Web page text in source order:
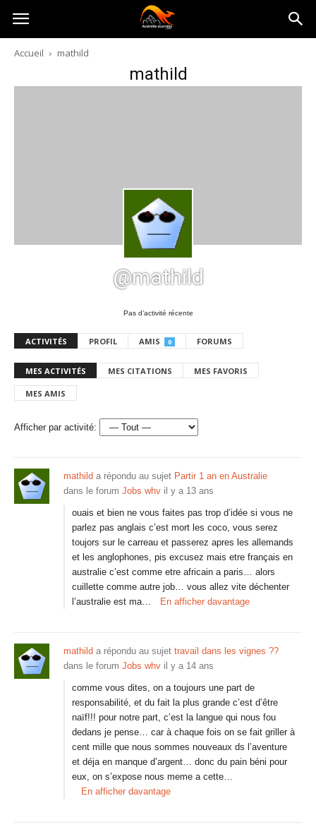
Australia-
australie.com
Accueil mathild
mathild
@mathild
Pas d’activité récente
ACTIVITÉS PROFIL AMIS 0 FORUMS
MES ACTIVITÉS MES CITATIONS MES FAVORIS
MES AMIS
Afficher par activité:
mathild a répondu au sujet Partir 1 an en Australie
dans le forum Jobs whv il y a 13 ans
ouais et bien ne vous faites pas trop d’idée si vous ne
parlez pas anglais c’est mort les coco, vous serez
toujors sur le carreau et passerez apres les allemands
et les anglophones, pis excusez mais etre français en
australie c’est comme etre africain a paris… alors
cuillette comme autre job… vous allez vite déchenter
l’australie est ma…
En afficher davantage
mathild a répondu au sujet travail dans les vignes ??
dans le forum Jobs whv il y a 14 ans
comme vous dites, on a toujours une part de
responsabilité, et du fait la plus grande c’est d’être
naïf!!! pour notre part, c’est la langue qui nous fou
dedans je pense… car à chaque fois on se fait griller à
cent mille que nous sommes nouveaux ds l’aventure
et déja en manque d’argent… donc du pain béni pour
eux, on s’expose nous meme a cette…
En afficher davantage